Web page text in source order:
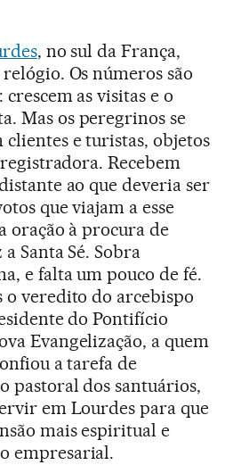
, no sul da França,
Os números são
as visitas e o
Mas os peregrinos se
e turistas, objetos
Recebem
ao que deveria ser
que viajam a esse
oração à procura de
Santa Sé. Sobra
e falta um pouco de fé.
o veredito do arcebispo
do Pontifício
Evangelização, a quem
a tarefa de
pastoral dos santuários,
em Lourdes para que
mais espiritual e
empresarial.